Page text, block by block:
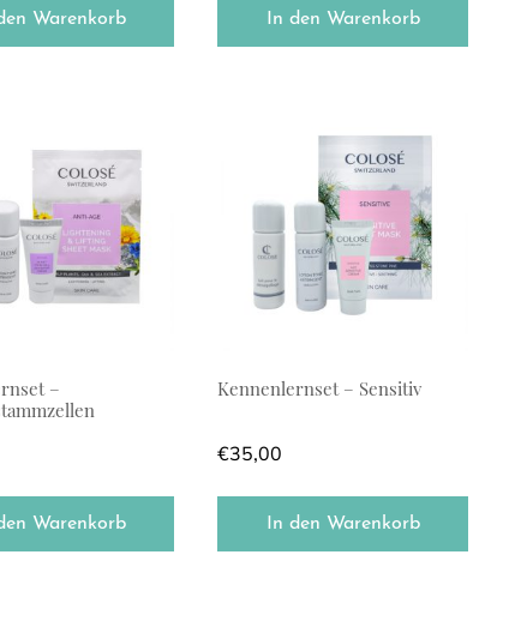
Warenkorb In den Warenkorb
–
Warenkorb
Kennenlernset – Sensitiv
€35,00
In den Warenkorb